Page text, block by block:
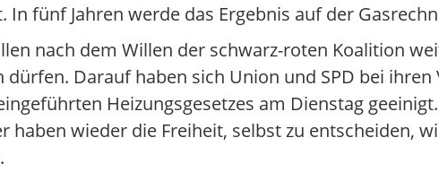
In fünf Jahren werde das Ergebnis auf der
nach dem Willen der schwarz-roten Koalition
Darauf haben sich Union und SPD bei
Heizungsgesetzes am Dienstag
haben wieder die Freiheit, selbst zu entscheiden,